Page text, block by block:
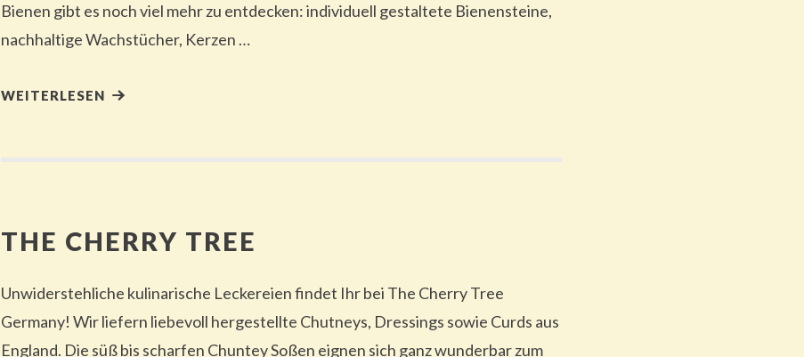
Bienen gibt es noch viel mehr zu entdecken: individuell gestaltete Bienensteine,
nachhaltige Wachstücher, Kerzen …
WEITERLESEN
THE CHERRY TREE
Unwiderstehliche kulinarische Leckereien findet Ihr bei The Cherry Tree
Germany! Wir liefern liebevoll hergestellte Chutneys, Dressings sowie Curds aus
England. Die süß bis scharfen Chuntey Soßen eignen sich ganz wunderbar zum